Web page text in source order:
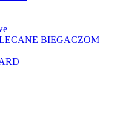
BIEGACZOM